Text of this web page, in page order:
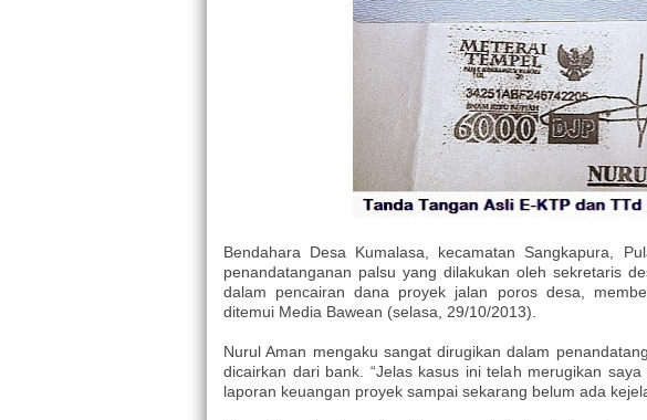
Bendahara Desa Kumalasa, kecamatan Sangkapura,
penandatanganan palsu yang dilakukan oleh sekretaris
dalam pencairan dana proyek jalan poros desa,
ditemui Media Bawean (selasa, 29/10/2013).
Nurul Aman mengaku sangat dirugikan dalam
dicairkan dari bank. “Jelas kasus ini telah merugikan
laporan keuangan proyek sampai sekarang belum ada